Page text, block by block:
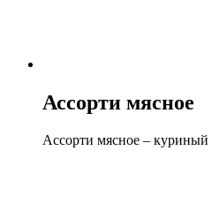
Ассорти мясное
Ассорти мясное – куриный